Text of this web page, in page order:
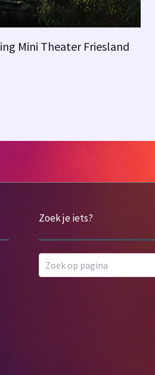
Mini Theater Friesland
Zoek je iets?
Search